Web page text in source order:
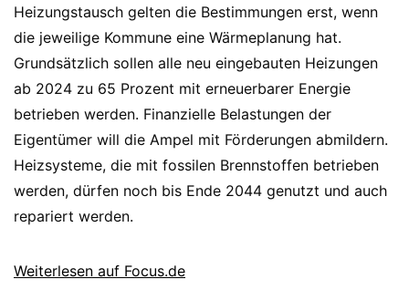
Heizungstausch gelten die Bestimmungen erst, wenn
die jeweilige Kommune eine Wärmeplanung hat.
Grundsätzlich sollen alle neu eingebauten Heizungen
ab 2024 zu 65 Prozent mit erneuerbarer Energie
betrieben werden. Finanzielle Belastungen der
Eigentümer will die Ampel mit Förderungen abmildern.
Heizsysteme, die mit fossilen Brennstoffen betrieben
werden, dürfen noch bis Ende 2044 genutzt und auch
repariert werden.
Weiterlesen auf Focus.de